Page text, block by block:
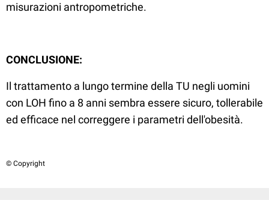
misurazioni antropometriche.
CONCLUSIONE:
Il trattamento a lungo termine della TU negli uomini
con LOH fino a 8 anni sembra essere sicuro, tollerabile
ed efficace nel correggere i parametri dell'obesità.
© Copyright